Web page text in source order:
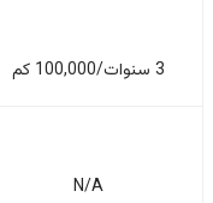
3 سنوات/100,000 كم
N/A